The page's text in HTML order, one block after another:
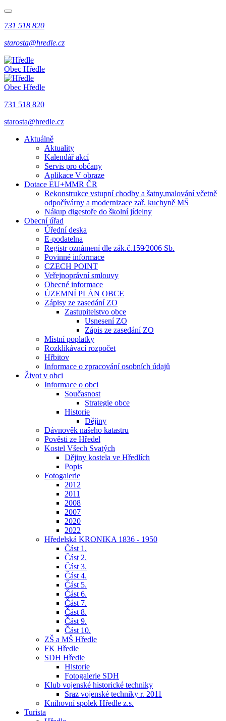
731 518 820
starosta@hredle.cz
Obec Hředle
Obec Hředle
731 518 820
starosta@hredle.cz
Aktuálně
Aktuality
Kalendář akcí
Servis pro občany
Aplikace V obraze
Dotace EU+MMR ČR
Rekonstrukce vstupní chodby a šatny,malování včetně
odpočívárny a modernizace zař. kuchyně MŠ
Nákup digestoře do školní jídelny
Obecní úřad
Úřední deska
E-podatelna
Registr oznámení dle zák.č.159⁄2006 Sb.
Povinné informace
CZECH POINT
Veřejnoprávní smlouvy
Obecné informace
ÚZEMNÍ PLÁN OBCE
Zápisy ze zasedání ZO
Zastupitelstvo obce
Usnesení ZO
Zápis ze zasedání ZO
Místní poplatky
Rozklikávací rozpočet
Hřbitov
Informace o zpracování osobních údajů
Život v obci
Informace o obci
Současnost
Strategie obce
Historie
Dějiny
Dávnověk našeho katastru
Pověsti ze Hředel
Kostel Všech Svatých
Dějiny kostela ve Hředlích
Popis
Fotogalerie
2012
2011
2008
2007
2020
2022
Hředelská KRONIKA 1836 - 1950
Část 1.
Část 2.
Část 3.
Část 4.
Část 5.
Část 6.
Část 7.
Část 8.
Část 9.
Část 10.
ZŠ a MŠ Hředle
FK Hředle
SDH Hředle
Historie
Fotogalerie SDH
Klub vojenské historické techniky
Sraz vojenské techniky r. 2011
Knihovní spolek Hředle z.s.
Turista